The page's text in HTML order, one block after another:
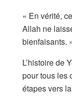
« En vérité,
Allah ne
bienfaisants.
L’histoire de
pour tous les
étapes vers